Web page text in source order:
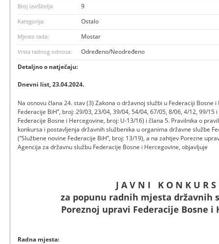
Broj izvršitelja 9
Kategorija: Ostalo
Mjesto rada: Mostar
Vrsta radnog odnosa:
Određeno/Neodređeno
Detaljno o natječaju:
Dnevni list, 23.04.2024.
Na osnovu člana 24. stav (3) Zakona o državnoj službi u Federaciji Bosne
Federacije BiH”, broj: 29/03, 23/04, 39/04, 54/04, 67/05, 8/06, 4/12, 99/15
Federacije Bosne i Hercegovine, broj: U-13/16) i člana 5. Pravilnika o
konkursa i postavljenja državnih službenika u organima državne službe
(“Službene novine Federacije BiH”, broj: 13/19), a na zahtjev Porezne
Agencija za državnu službu Federacije Bosne i Hercegovine, objavljuje
J A V N I K O N K U R S
za popunu radnih mjesta državnih
Poreznoj upravi Federacije Bosne i
Radna mjesta: